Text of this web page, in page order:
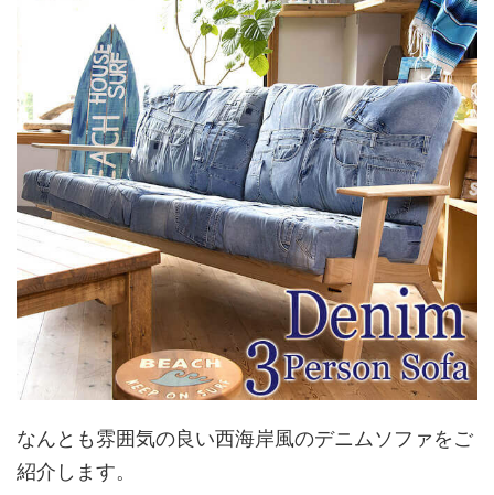
なんとも雰囲気の良い西海岸風のデニムソファをご
紹介します。